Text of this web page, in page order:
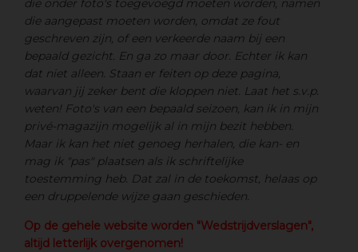
die onder foto's toegevoegd moeten worden, namen
die aangepast moeten worden, omdat ze fout
geschreven zijn, of een verkeerde naam bij een
bepaald gezicht. En ga zo maar door. Echter ik kan
dat niet alleen. Staan er feiten op deze pagina,
waarvan jij zeker bent die kloppen niet. Laat het s.v.p.
weten! Foto's van een bepaald seizoen, kan ik in mijn
privé-magazijn mogelijk al in mijn bezit hebben.
Maar ik kan het niet genoeg herhalen, die kan- en
mag ik "pas" plaatsen als ik schriftelijke
toestemming heb. Dat zal in de toekomst, helaas op
een druppelende wijze gaan geschieden.
Op de gehele website worden "Wedstrijdverslagen",
altijd letterlijk overgenomen!